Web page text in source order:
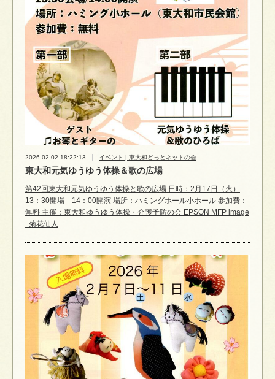
2026-02-02 18:22:13 イベント | 東大和どっとネットの会
東大和元気ゆうゆう体操＆歌の広場
第42回東大和元気ゆうゆう体操と歌の広場 日時：2月17日（火）
13：30開場 14：00開演 場所：ハミングホール小ホール 参加費：
無料 主催：東大和ゆうゆう体操・介護予防の会 EPSON MFP image
菊花仙人